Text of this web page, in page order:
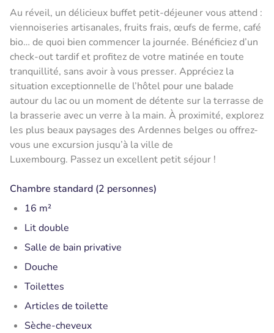
Au réveil, un délicieux buffet petit-déjeuner vous attend :
viennoiseries artisanales, fruits frais, œufs de ferme, café
bio… de quoi bien commencer la journée. Bénéficiez d’un
check-out tardif et profitez de votre matinée en toute
tranquillité, sans avoir à vous presser. Appréciez la
situation exceptionnelle de l’hôtel pour une balade
autour du lac ou un moment de détente sur la terrasse de
la brasserie avec un verre à la main. À proximité, explorez
les plus beaux paysages des Ardennes belges ou offrez-
vous une excursion jusqu’à la ville de
Luxembourg. Passez un excellent petit séjour !
Chambre standard (2 personnes)
16 m²
Lit double
Salle de bain privative
Douche
Toilettes
Articles de toilette
Sèche-cheveux